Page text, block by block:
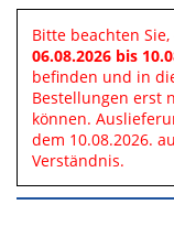
Bitte beachten
06.08.2026 bis
befinden und in
Bestellungen erst
können.
dem 10.08.2026.
Verständnis.